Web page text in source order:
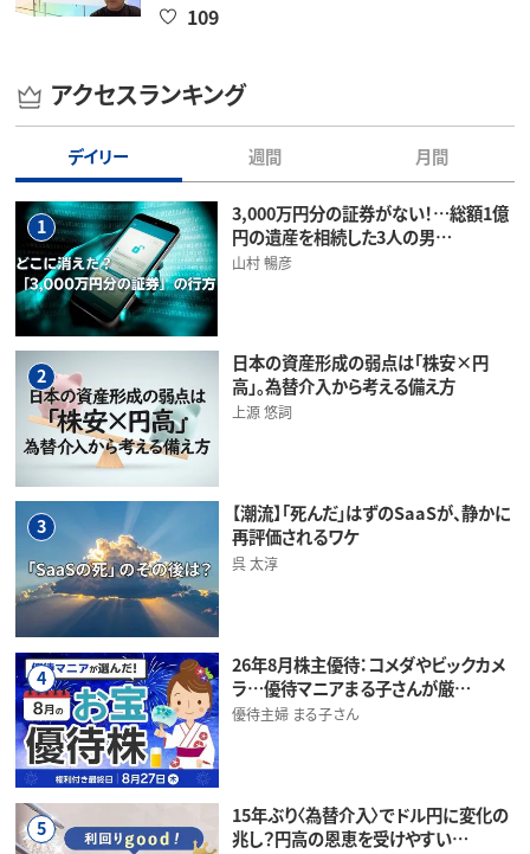
109
アクセスランキング
デイリー 週間 月間
1
3,000万円分の証券がない！…総額1億
円の遺産を相続した3人の男…
山村 暢彦
2
日本の資産形成の弱点は「株安×円
高」。為替介入から考える備え方
上源 悠詞
3
【潮流】「死んだ」はずのSaaSが、静かに
再評価されるワケ
呉 太淳
4
26年8月株主優待：コメダやビックカメ
ラ…優待マニアまる子さんが厳…
優待主婦 まる子さん
5
15年ぶり〈為替介入〉でドル円に変化の
兆し？円高の恩恵を受けやすい…